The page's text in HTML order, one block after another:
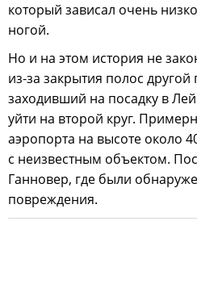
который зависал очень
ногой.
Но и на этом история не
из-за закрытия полос другой
заходивший на посадку в
уйти на второй круг.
аэропорта на высоте около
с неизвестным объектом.
Ганновер, где были
повреждения.